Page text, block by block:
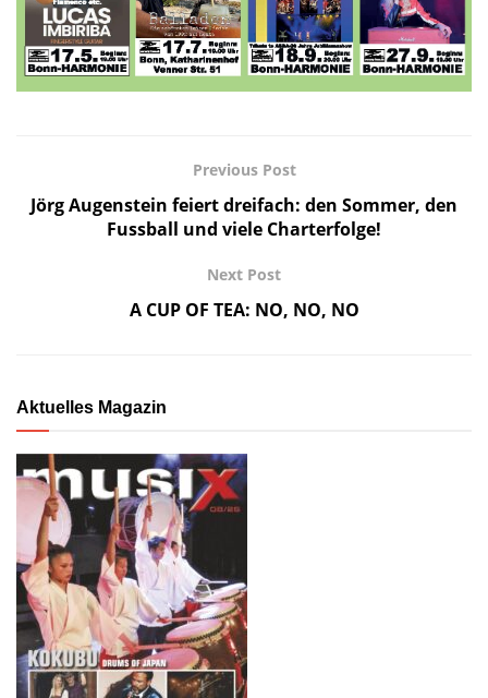
Previous Post
Jörg Augenstein feiert dreifach: den Sommer, den
Fussball und viele Charterfolge!
Next Post
A CUP OF TEA: NO, NO, NO
Aktuelles Magazin